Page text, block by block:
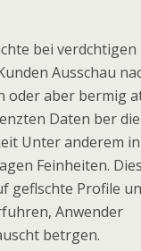
bei
Ausschau
oder aber bermig
Daten ber die
Unter anderem
Feinheiten.
geflschte Profile
Anwender
betrgen.